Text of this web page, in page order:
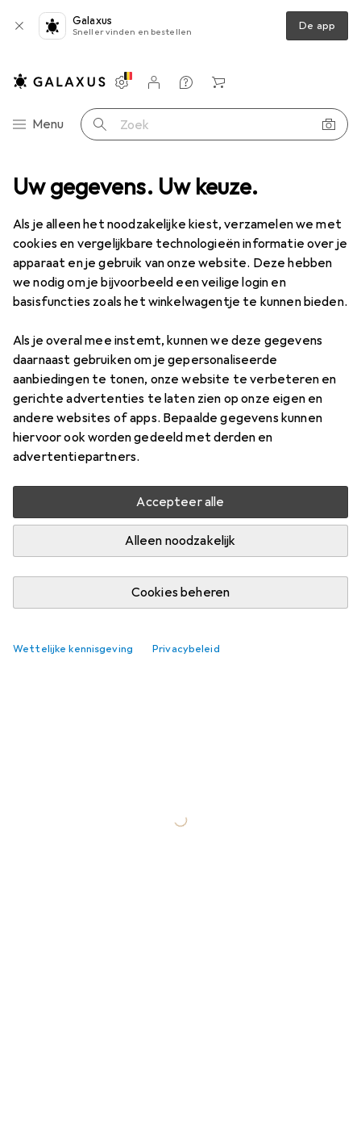
Uw gegevens. Uw keuze.
Als je alleen het noodzakelijke kiest, verzamelen we met
cookies en vergelijkbare technologieën informatie over je
apparaat en je gebruik van onze website. Deze hebben
we nodig om je bijvoorbeeld een veilige login en
basisfuncties zoals het winkelwagentje te kunnen bieden.
Als je overal mee instemt, kunnen we deze gegevens
daarnaast gebruiken om je gepersonaliseerde
aanbiedingen te tonen, onze website te verbeteren en
gerichte advertenties te laten zien op onze eigen en
andere websites of apps. Bepaalde gegevens kunnen
hiervoor ook worden gedeeld met derden en
advertentiepartners.
Accepteer alle
Alleen noodzakelijk
Cookies beheren
Wettelijke kennisgeving Privacybeleid
Galaxus
Sneller vinden en bestellen De app
Categorie navigatie
Menu Zoek op
Instellingen
Klantenaccount
Produktvergelijking
Verlanglijstje
Winkelmandje
Verpakking + verzending
Fijn evenwicht
ProductenForum